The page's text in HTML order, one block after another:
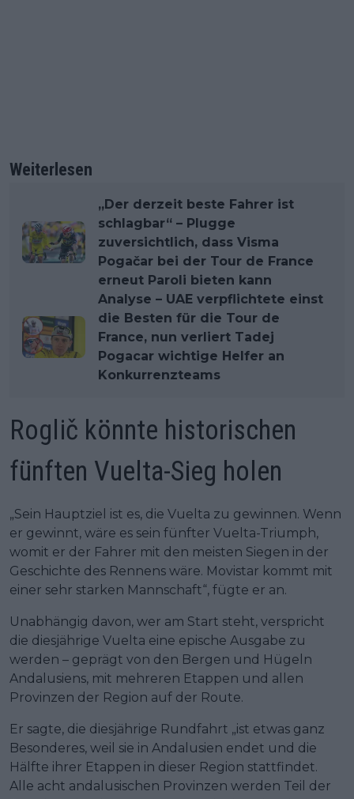
Weiterlesen
„Der derzeit beste Fahrer ist
schlagbar“ – Plugge
zuversichtlich, dass Visma
Pogačar bei der Tour de France
erneut Paroli bieten kann
Analyse – UAE verpflichtete einst
die Besten für die Tour de
France, nun verliert Tadej
Pogacar wichtige Helfer an
Konkurrenzteams
Roglič könnte historischen
fünften Vuelta-Sieg holen
„Sein Hauptziel ist es, die Vuelta zu gewinnen. Wenn
er gewinnt, wäre es sein fünfter Vuelta-Triumph,
womit er der Fahrer mit den meisten Siegen in der
Geschichte des Rennens wäre. Movistar kommt mit
einer sehr starken Mannschaft“, fügte er an.
Unabhängig davon, wer am Start steht, verspricht
die diesjährige Vuelta eine epische Ausgabe zu
werden – geprägt von den Bergen und Hügeln
Andalusiens, mit mehreren Etappen und allen
Provinzen der Region auf der Route.
Er sagte, die diesjährige Rundfahrt „ist etwas ganz
Besonderes, weil sie in Andalusien endet und die
Hälfte ihrer Etappen in dieser Region stattfindet.
Alle acht andalusischen Provinzen werden Teil der